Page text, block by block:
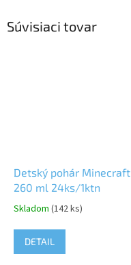
Súvisiaci tovar
Detský pohár Minecraft
260 ml 24ks/1ktn
Skladom (142 ks)
DETAIL